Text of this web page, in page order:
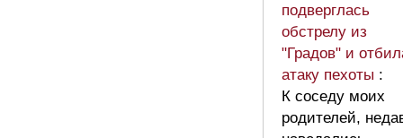
подверглась
обстрелу из
"Градов" и
атаку пехоты :
К соседу моих
родителей,